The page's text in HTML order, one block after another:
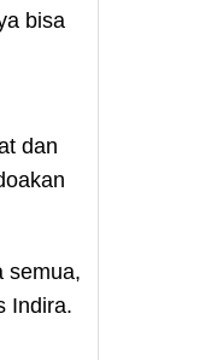
bisa
dan
semua,
Indira.